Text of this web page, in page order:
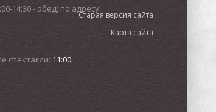
14:30 - обед) по адресу:
спектакли: 11:00.
Старая версия сайта
Карта сайта